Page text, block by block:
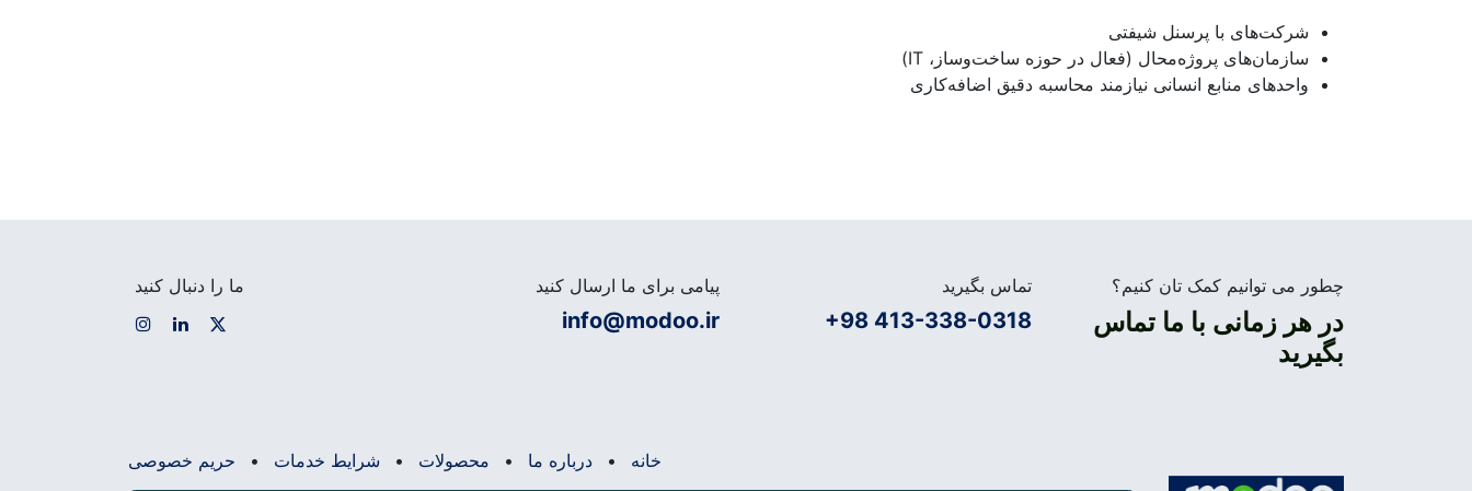
شرکت‌های با پرسنل شیفتی
سازمان‌های پروژه‌محال (فعال در حوزه ساخت‌وساز، IT)
واحدهای منابع انسانی نیازمند محاسبه دقیق اضافه‌کاری
چطور می توانیم کمک تان کنیم؟
در هر زمانی با ما تماس
بگیرید
تماس بگیرید
+98 413-338-0318
پیامی برای ما ارسال کنید
info@modoo.ir
ما را دنبال کنید
خانه • درباره ما • محصولات • شرایط خدمات • حریم خصوصی